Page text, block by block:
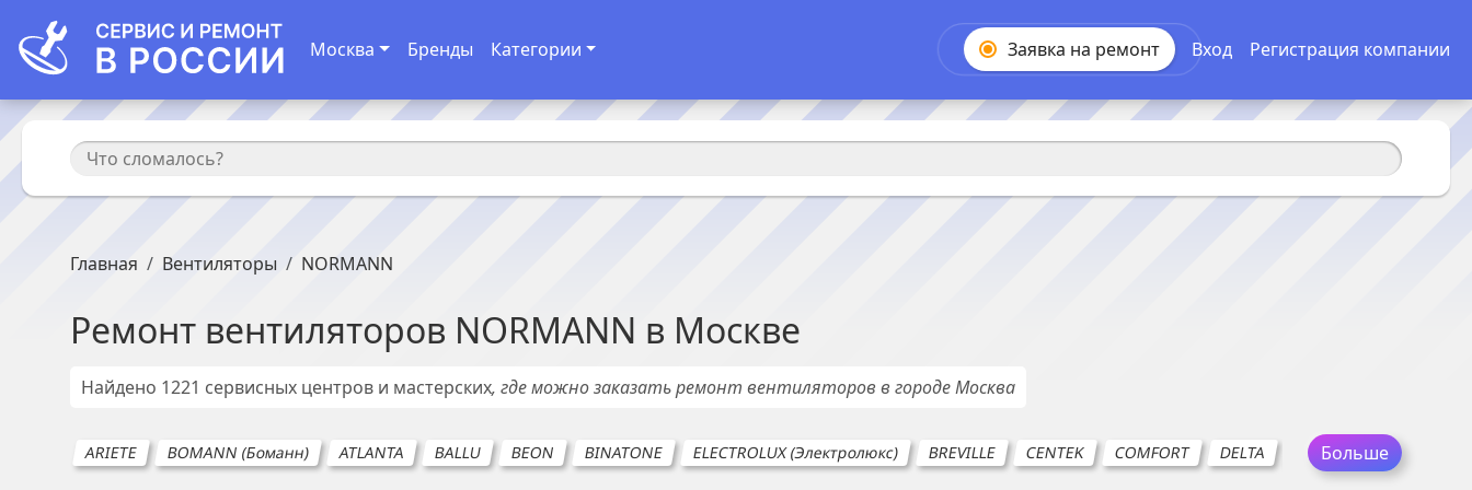
Москва Бренды Категории Заявка на ремонт Вход Регистрация компании
Главная Вентиляторы NORMANN
Ремонт вентиляторов NORMANN в Москве
Найдено 1221 сервисных центров и мастерских, где можно заказать ремонт вентиляторов в городеМосква
ARIETE BOMANN (Боманн) ATLANTA BALLU BEON BINATONE ELECTROLUX (Электролюкс) BREVILLE CENTEK COMFORT DELTA DYSON ENDEVER
Больше